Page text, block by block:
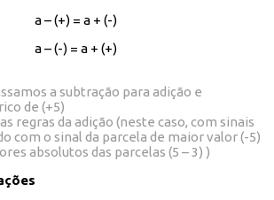
a – (+) = a + (-)
a – (-) = a + (+)
a subtração para adição e
de (+5)
regras da adição (neste caso, com sinais
com o sinal da parcela de maior valor (-5)
absolutos das parcelas (5 – 3) )